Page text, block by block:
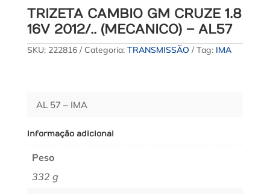
TRIZETA CAMBIO GM CRUZE 1.8
16V 2012/.. (MECANICO) – AL57
SKU: 222816 Categoria: TRANSMISSÃO Tag: IMA
AL 57 – IMA
Informação adicional
Peso
332 g